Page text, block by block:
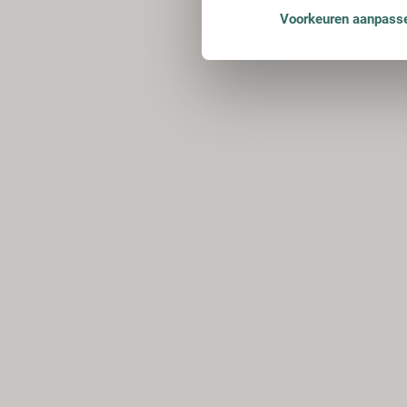
Voorkeuren